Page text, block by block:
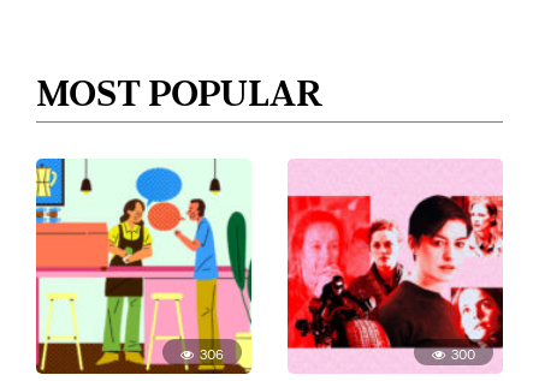
MOST POPULAR
306 300